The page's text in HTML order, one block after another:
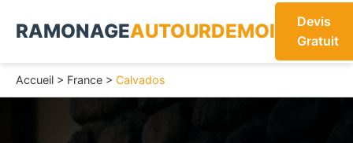
RAMONAGEAUTOURDEMOI
Devis
Gratuit
Accueil > France > Calvados